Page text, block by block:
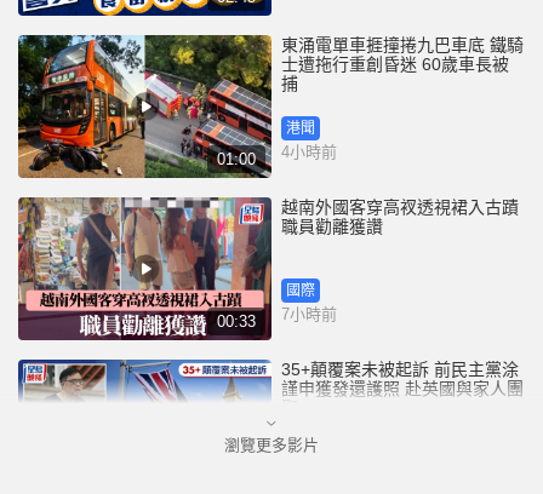
01:00
東涌電單車捱撞捲九巴車底 鐵騎
士遭拖行重創昏迷 60歲車長被
捕
港聞
4小時前
00:33
越南外國客穿高衩透視裙入古蹟
職員勸離獲讚
國際
7小時前
35+顛覆案未被起訴 前民主黨涂
謹申獲發還護照 赴英國與家人團
港聞
瀏覽更多影片